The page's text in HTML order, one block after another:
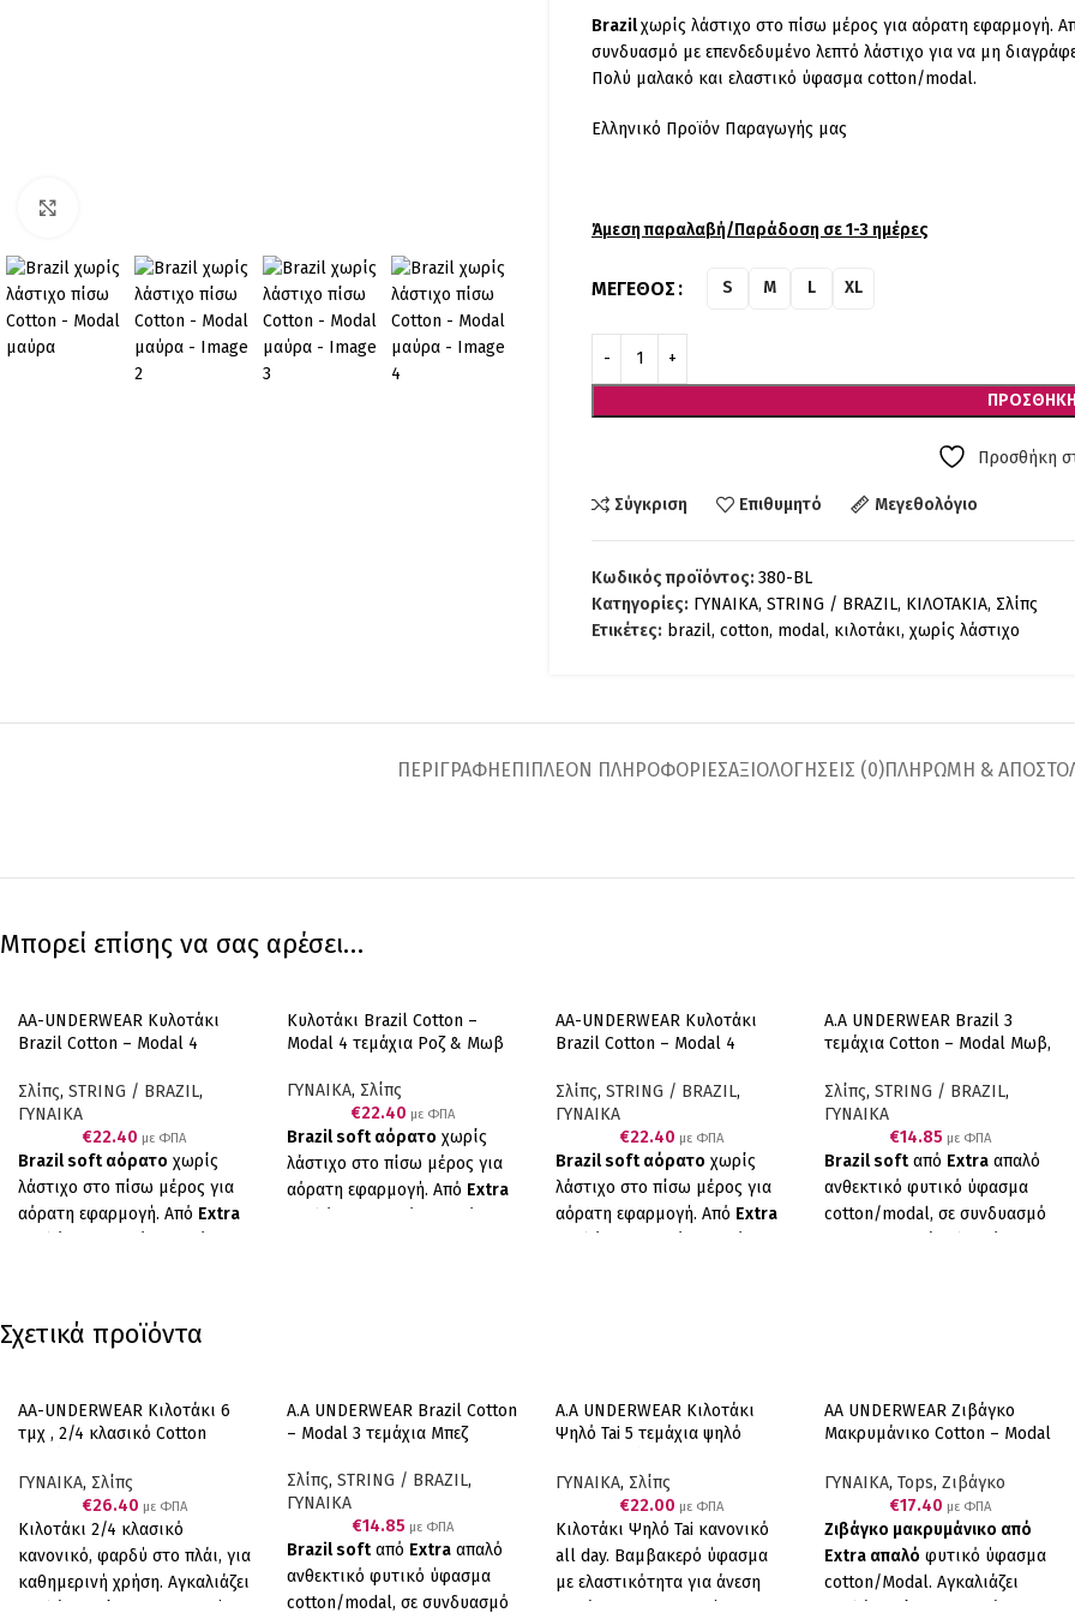
Brazilχωρίς λάστιχο στο πίσω μέρος για αόρατη εφαρμογή.
συνδυασμό με επενδεδυμένο λεπτό λάστιχο για να μη
Πολύ μαλακό και ελαστικό ύφασμα cotton/modal.
Ελληνικό Προϊόν Παραγωγής μας
Άμεση παραλαβή/Παράδοση σε 1-3 ημέρες
ΜΈΓΕΘΟΣ S M L XL
Προσθήκη
Σύγκριση Επιθυμητό Μεγεθολόγιο
Κωδικός προϊόντος: 380-BL
Κατηγορίες: ΓΥΝΑΙΚΑ, STRING / BRAZIL, ΚΙΛΟΤΑΚΙΑ, Σλίπς
Ετικέτες: brazil, cotton, modal, κιλοτάκι, χωρίς λάστιχο
ΠΕΡΙΓΡΑΦΉΕΠΙΠΛΈΟΝ ΠΛΗΡΟΦΟΡΊΕΣΑΞΙΟΛΟΓΉΣΕΙΣ (0)ΠΛΗΡΩΜΗ &
Μπορεί επίσης να σας αρέσει…
AA-UNDERWEAR Κυλοτάκι
Brazil Cotton – Modal 4
Σλίπς, STRING / BRAZIL,
ΓΥΝΑΙΚΑ
€22.40 με ΦΠΑ
Brazil soft αόρατο χωρίς
λάστιχο στο πίσω μέρος για
αόρατη εφαρμογή. Από Extra
λεπτό λάστιχο για να μη
διαγράφει, έχουμε το τέλειο
απαλότητα και αντοχή. Πολύ
μαλακό και ελαστικό ύφασμα
τεσσάρων τεμαχίων (2 μπλε 2
κόκκινα). Ελληνικό Προϊόν
Παραγωγής μας
Κυλοτάκι Brazil Cotton –
Modal 4 τεμάχια Ροζ & Μωβ
ΓΥΝΑΙΚΑ, Σλίπς
€22.40 με ΦΠΑ
Brazil soft αόρατο χωρίς
λάστιχο στο πίσω μέρος για
αόρατη εφαρμογή. Από Extra
μαλακό και ελαστικό ύφασμα
cotton/modal. Συσκευασία
Μωβ). Ελληνικό Προϊόν
Παραγωγής μας
AA-UNDERWEAR Κυλοτάκι
Brazil Cotton – Modal 4
Σλίπς, STRING / BRAZIL,
ΓΥΝΑΙΚΑ
€22.40 με ΦΠΑ
Brazil soft αόρατο χωρίς
λάστιχο στο πίσω μέρος για
αόρατη εφαρμογή. Από Extra
απαλότητα και αντοχή. Πολύ
μαλακό και ελαστικό ύφασμα
Προϊόν Παραγωγής μας
Συσκευασία τεσσάρων
τεμαχίων (2 Κοραλί 2 Γκρί)
A.A UNDERWEAR Brazil 3
τεμάχια Cotton – Modal Μωβ,
Σλίπς, STRING / BRAZIL,
ΓΥΝΑΙΚΑ
€14.85 με ΦΠΑ
Brazil softαπό Extra απαλό
ανθεκτικό φυτικό ύφασμα
cotton/modal, σε συνδυασμό
Σχετικά προϊόντα
AA-UNDERWEAR Κιλοτάκι 6
τμχ , 2/4 κλασικό Cotton
ΓΥΝΑΙΚΑ, Σλίπς
€26.40 με ΦΠΑ
Κιλοτάκι 2/4 κλασικό
κανονικό, φαρδύ στο πλάι, για
καθημερινή χρήση. Αγκαλιάζει
A.A UNDERWEAR Brazil Cotton
– Modal 3 τεμάχια Μπεζ
Σλίπς, STRING / BRAZIL,
ΓΥΝΑΙΚΑ
€14.85 με ΦΠΑ
Brazil softαπό Extra απαλό
ανθεκτικό φυτικό ύφασμα
cotton/modal, σε συνδυασμό
A.A UNDERWEAR Κιλοτάκι
Ψηλό Tai 5 τεμάχια ψηλό
ΓΥΝΑΙΚΑ, Σλίπς
€22.00 με ΦΠΑ
Κιλοτάκι Ψηλό Tai κανονικό
all day. Βαμβακερό ύφασμα
με ελαστικότητα για άνεση
AA UNDERWEAR Ζιβάγκο
Μακρυμάνικο Cotton – Modal
ΓΥΝΑΙΚΑ, Tops, Ζιβάγκο
€17.40 με ΦΠΑ
Ζιβάγκο μακρυμάνικο από
Extra απαλό φυτικό ύφασμα
cotton/Modal. Αγκαλιάζει